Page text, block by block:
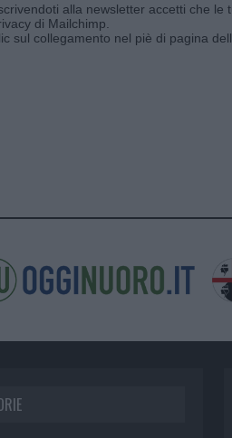
alla newsletter accetti che le
di Mailchimp
sul collegamento nel piè di pagina